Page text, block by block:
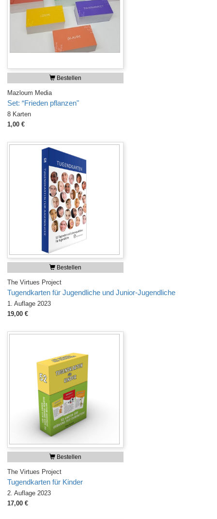
Bestellen
Mazloum Media
Set: “Frieden pflanzen"
8 Karten
1,00 €
Bestellen
The Virtues Project
Tugendkarten für Jugendliche und Junior-Jugendliche
1. Auflage 2023
19,00 €
Bestellen
The Virtues Project
Tugendkarten für Kinder
2. Auflage 2023
17,00 €